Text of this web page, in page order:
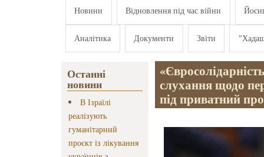
Новини Відновлення під час війни
Аналітика Документи Звіти
Останні
новини
В Ізраїлі
реалізують
гуманітарний
проєкт із лікування
слухання щодо
під приватний